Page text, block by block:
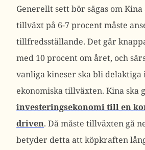
Generellt sett bör sägas om
tillväxt på 6-7 procent måste
tillfredsställande. Det går
med 10 procent om året, och
vanliga kineser ska bli delaktiga
ekonomiska tillväxten. Kina ska
investeringsekonomi till en
driven. Då måste tillväxten gå
betyder detta att köpkraften